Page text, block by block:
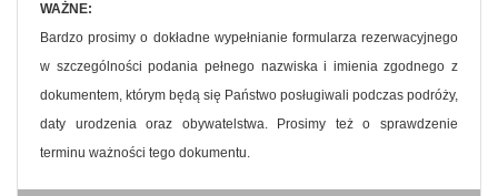
WAŻNE:
Bardzo prosimy o dokładne wypełnianie formularza rezerwacyjnego
w szczególności podania pełnego nazwiska i imienia zgodnego z
dokumentem, którym będą się Państwo posługiwali podczas podróży,
daty urodzenia oraz obywatelstwa. Prosimy też o sprawdzenie
terminu ważności tego dokumentu.